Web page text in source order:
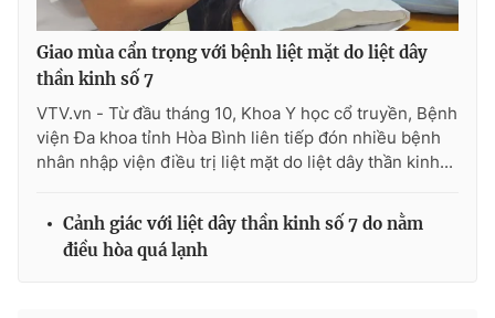
® Cấm sao chép dưới mọi hình thức nếu không có sự chấp
thuận bằng văn bản. Ghi rõ nguồn VTV.vn khi phát hành lại
thông tin từ website này.
Giao mùa cẩn trọng với bệnh liệt mặt do liệt dây
thần kinh số 7
VTV.vn - Từ đầu tháng 10, Khoa Y học cổ truyền, Bệnh
viện Đa khoa tỉnh Hòa Bình liên tiếp đón nhiều bệnh
nhân nhập viện điều trị liệt mặt do liệt dây thần kinh...
Cảnh giác với liệt dây thần kinh số 7 do nằm
điều hòa quá lạnh